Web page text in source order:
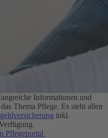
Informationen und
Thema Pflege. Es steht allen
inkl.
Pflegeportal